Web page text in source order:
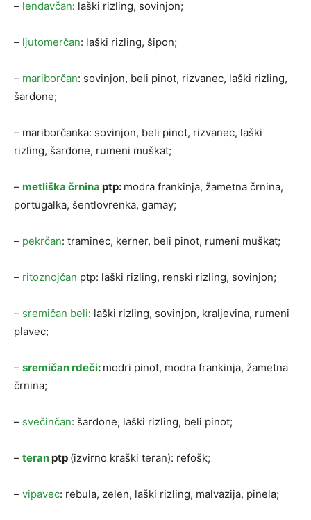
– lendavčan: laški rizling, sovinjon;
– ljutomerčan: laški rizling, šipon;
– mariborčan: sovinjon, beli pinot, rizvanec, laški rizling,
šardone;
– mariborčanka: sovinjon, beli pinot, rizvanec, laški
rizling, šardone, rumeni muškat;
– metliška črnina ptp: modra frankinja, žametna črnina,
portugalka, šentlovrenka, gamay;
– pekrčan: traminec, kerner, beli pinot, rumeni muškat;
– ritoznojčan ptp: laški rizling, renski rizling, sovinjon;
– sremičan beli: laški rizling, sovinjon, kraljevina, rumeni
plavec;
– sremičan rdeči: modri pinot, modra frankinja, žametna
črnina;
– svečinčan: šardone, laški rizling, beli pinot;
– teranptp (izvirno kraški teran): refošk;
– vipavec: rebula, zelen, laški rizling, malvazija, pinela;